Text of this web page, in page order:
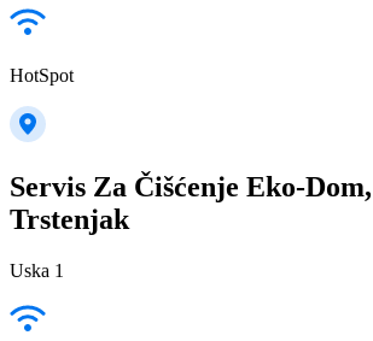
HotSpot
Servis Za Čišćenje Eko-
Trstenjak
Uska 1